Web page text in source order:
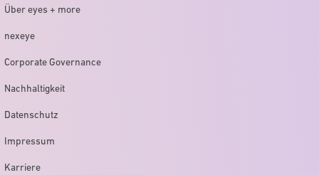
Über eyes + more
nexeye
Corporate Governance
Nachhaltigkeit
Datenschutz
Impressum
Karriere